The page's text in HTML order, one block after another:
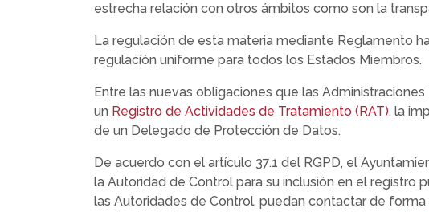
estrecha relación con otros ámbitos como son la
La regulación de esta materia mediante Reglamento
regulación uniforme para todos los Estados Miembros.
Entre las nuevas obligaciones que las
un Registro de Actividades de Tratamiento (RAT), la
de un Delegado de Protección de Datos.
De acuerdo con el artículo 37.1 del RGPD, el
la Autoridad de Control para su inclusión en el
las Autoridades de Control, puedan contactar de